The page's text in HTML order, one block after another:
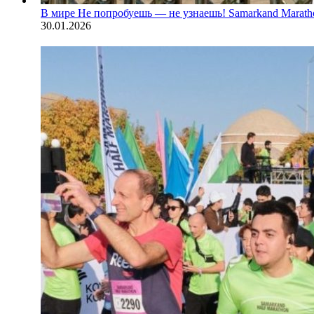
В мире Не попробуешь — не узнаешь! Samarkand
30.01.2026